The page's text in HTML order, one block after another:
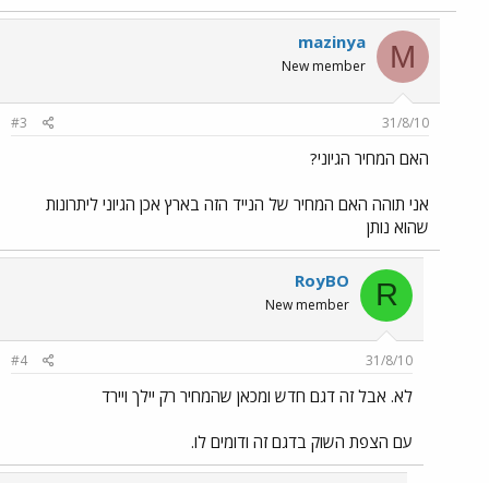
M
mazinya
New member
31/8/10
#3
האם המחיר הגיוני?
אני תוהה האם המחיר של הנייד הזה בארץ אכן הגיוני ליתרונות
שהוא נותן
R
RoyBO
New member
31/8/10
#4
לא. אבל זה דגם חדש ומכאן שהמחיר רק יילך ויירד
עם הצפת השוק בדגם זה ודומים לו.